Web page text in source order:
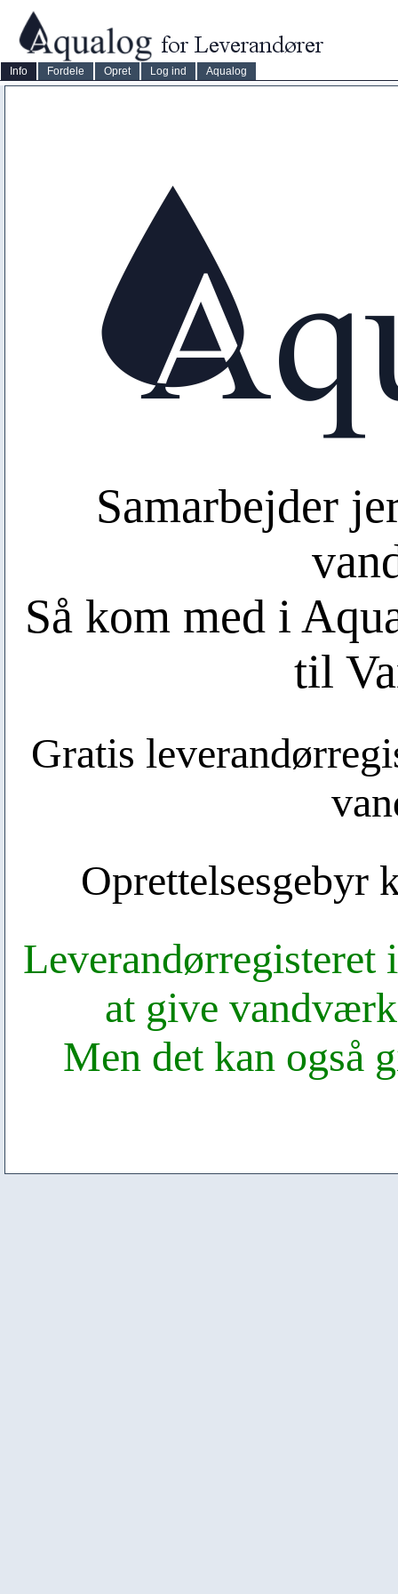
Info Fordele Opret Log ind Aqualog
Samarbejder
Så kom med i
til
Gratis
Oprettelsesgebyr
Leverandørregisteret
at give
Men det kan også